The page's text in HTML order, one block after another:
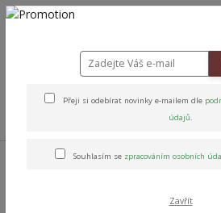
+420 778 743 310
Relax & Úleva Relaxační nahřívací
Přeji si odebírat novinky e-mailem dle
údajů.
Souhlasím se zpracováním osobních
Zavřít